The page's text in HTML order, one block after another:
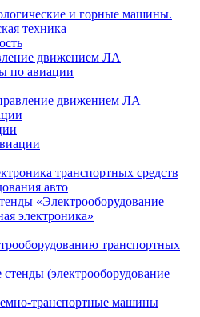
и горные машины.
техника
движением ЛА
по авиации
движением ЛА
транспортных средств
авто
«Электрооборудование
электроника»
транспортных
(электрооборудование
транспортные машины